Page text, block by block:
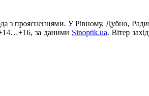
з проясненнями. У Рівному, Дубно,
+14…+16, за даними Sinoptik.ua. Вітер